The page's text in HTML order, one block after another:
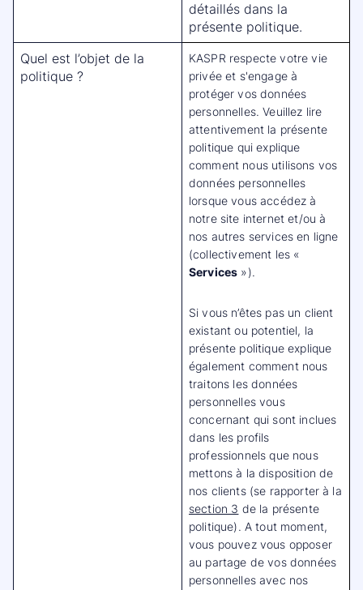
détaillés dans la
présente politique.
Quel est l’objet de la
politique ?
KASPR respecte votre vie
privée et s'engage à
protéger vos données
personnelles. Veuillez lire
attentivement la présente
politique qui explique
comment nous utilisons vos
données personnelles
lorsque vous accédez à
notre site internet et/ou à
nos autres services en ligne
(collectivement les «
Services »).
Si vous n’êtes pas un client
existant ou potentiel, la
présente politique explique
également comment nous
traitons les données
personnelles vous
concernant qui sont inclues
dans les profils
professionnels que nous
mettons à la disposition de
nos clients (se rapporter à la
section 3 de la présente
politique). A tout moment,
vous pouvez vous opposer
au partage de vos données
personnelles avec nos